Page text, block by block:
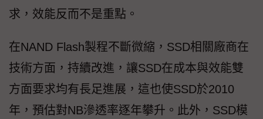
求，效能反而不是重點。
在NAND Flash製程不斷微縮，SSD相關廠商在
技術方面，持續改進，讓SSD在成本與效能雙
方面要求均有長足進展，這也使SSD於2010
年，預估對NB滲透率逐年攀升。此外，SSD模